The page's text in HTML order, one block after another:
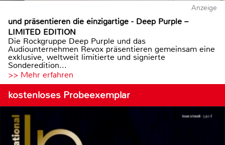
Anzeige
und präsentieren die einzigartige - Deep Purple –
LIMITED EDITION
Die Rockgruppe Deep Purple und das
Audiounternehmen Revox präsentieren gemeinsam eine
exklusive, weltweit limitierte und signierte
Sonderedition...
>> Mehr erfahren
kostenloses Probeexemplar